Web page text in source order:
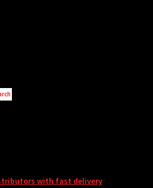
with fast delivery